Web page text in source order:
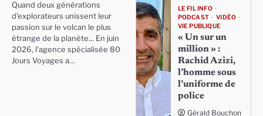
Quand deux générations
d'explorateurs unissent leur
passion sur le volcan le plus
étrange de la planète... En juin
2026, l'agence spécialisée 80
Jours Voyages a…
LE FIL INFO
PODCAST
VIDÉO
VIE PUBLIQUE
« Un sur un
million » :
Rachid Azizi,
l’homme sous
l’uniforme de
police
Gérald Bouchon